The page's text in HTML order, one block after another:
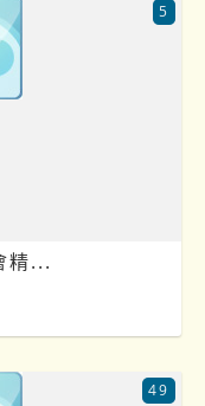
精...
5
49